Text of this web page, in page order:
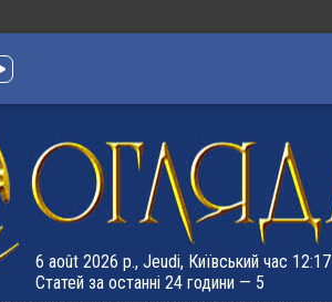
6 août 2026 р., Jeudi, Київський час 12:17
Статей за останні 24 години — 5